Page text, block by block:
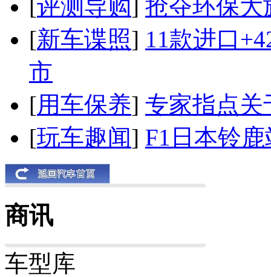
[评测导购] 抢夺环保大
[新车谍照] 11款进口
市
[用车保养] 专家指点关
[玩车趣闻] F1日本铃
商讯
车型库